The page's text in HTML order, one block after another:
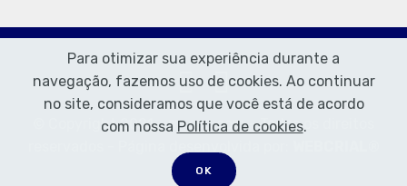
© Copyright 2021 - m-seg.com - Todos os direitos
Para otimizar sua experiência durante a
navegação, fazemos uso de cookies. Ao continuar
no site, consideramos que você está de acordo
com nossa Política de cookies.
OK